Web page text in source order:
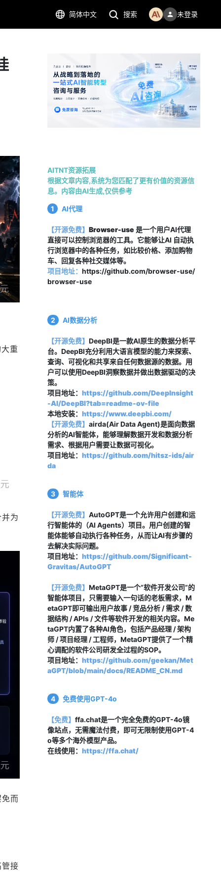
简体中文 搜索 未登录
重
为
而
接
AITNT资源拓展
根据文章内容,系统为您匹配了更有价值的资源信
息。内容由AI生成,仅供参考
1 AI代理
【开源免费】 Browser-use 是一个用户AI代理
直接可以控制浏览器的工具。它能够让AI 自动执
行浏览器中的各种任务，如比较价格、添加购物
车、回复各种社交媒体等。
项目地址： https://github.com/browser-use/
browser-use
2 AI数据分析
【开源免费】 DeepBI是一款AI原生的数据分析平
台。DeepBI充分利用大语言模型的能力来探索、
查询、可视化和共享来自任何数据源的数据。用
户可以使用DeepBI洞察数据并做出数据驱动的决
策。
项目地址： https://github.com/DeepInsight
-AI/DeepBI?tab=readme-ov-file
本地安装： https://www.deepbi.com/
【开源免费】 airda(Air Data Agent)是面向数据
分析的AI智能体，能够理解数据开发和数据分析
需求、根据用户需要让数据可视化。
项目地址： https://github.com/hitsz-ids/air
da
3 智能体
【开源免费】 AutoGPT是一个允许用户创建和运
行智能体的（AI Agents）项目。用户创建的智
能体能够自动执行各种任务，从而让AI有步骤的
去解决实际问题。
项目地址： https://github.com/Significant-
Gravitas/AutoGPT
【开源免费】 MetaGPT是一个“软件开发公司”的
智能体项目，只需要输入一句话的老板需求，M
etaGPT即可输出用户故事 / 竞品分析 / 需求 / 数
据结构 / APIs / 文件等软件开发的相关内容。Me
taGPT内置了各种AI角色，包括产品经理 / 架构
师 / 项目经理 / 工程师，MetaGPT提供了一个精
心调配的软件公司研发全过程的SOP。
项目地址： https://github.com/geekan/Met
aGPT/blob/main/docs/README_CN.md
4 免费使用GPT-4o
【免费】 ffa.chat是一个完全免费的GPT-4o镜
像站点，无需魔法付费，即可无限制使用GPT-4
o等多个海外模型产品。
在线使用： https://ffa.chat/